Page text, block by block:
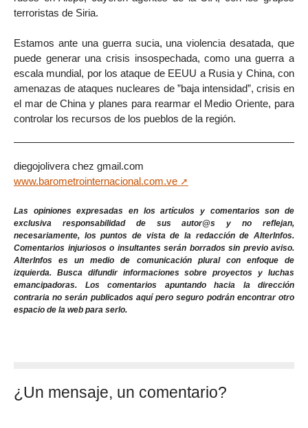
terroristas de Siria.
Estamos ante una guerra sucia, una violencia desatada, que
puede generar una crisis insospechada, como una guerra a
escala mundial, por los ataque de EEUU a Rusia y China, con
amenazas de ataques nucleares de ”baja intensidad”, crisis en
el mar de China y planes para rearmar el Medio Oriente, para
controlar los recursos de los pueblos de la región.
diegojolivera chez gmail.com
www.barometrointernacional.com.ve
Las opiniones expresadas en los artículos y comentarios son de
exclusiva responsabilidad de sus autor@s y no reflejan,
necesariamente, los puntos de vista de la redacción de AlterInfos.
Comentarios injuriosos o insultantes serán borrados sin previo aviso.
AlterInfos es un medio de comunicación plural con enfoque de
izquierda. Busca difundir informaciones sobre proyectos y luchas
emancipadoras. Los comentarios apuntando hacia la dirección
contraria no serán publicados aquí pero seguro podrán encontrar otro
espacio de la web para serlo.
¿Un mensaje, un comentario?